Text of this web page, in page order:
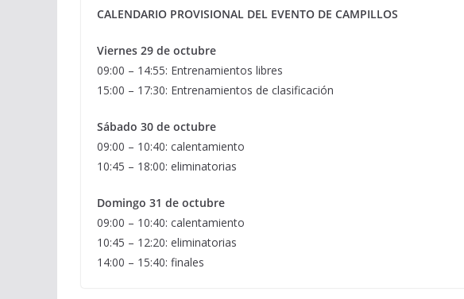
CALENDARIO PROVISIONAL DEL EVENTO DE CAMPILLOS
Viernes 29 de octubre
09:00 – 14:55: Entrenamientos libres
15:00 – 17:30: Entrenamientos de clasificación
Sábado 30 de octubre
09:00 – 10:40: calentamiento
10:45 – 18:00: eliminatorias
Domingo 31 de octubre
09:00 – 10:40: calentamiento
10:45 – 12:20: eliminatorias
14:00 – 15:40: finales